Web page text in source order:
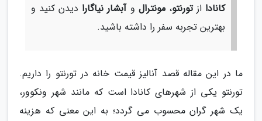
کانادا ازتورنتو،مونترال وآبشار نیاگارا دیدن کنید و
بهترین تجربه سفر را داشته باشید.
ما در این مقاله قصد آنالیز قیمت خانه در تورنتو را داریم.
تورنتو یکی از شهرهای کانادا است که مانند شهر ونکوور،
یک شهر گران محسوب می گردد؛ به این معنی که هزینه